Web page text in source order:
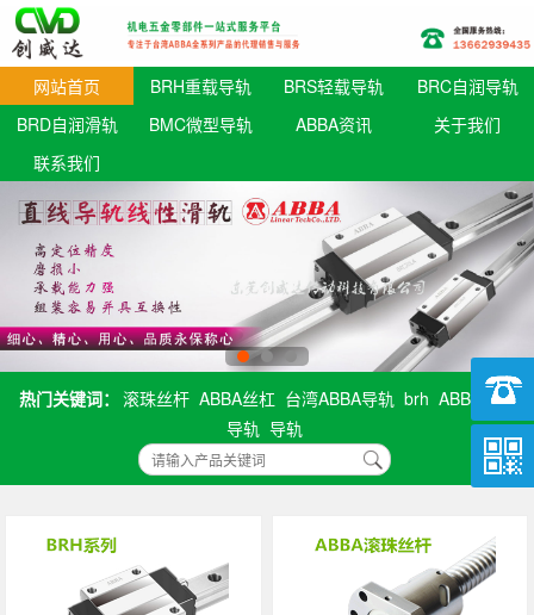
网站首页 BRH重载导轨 BRS轻载导轨
BRC自润导轨
BRD自润滑轨
BMC微型导轨 ABBA资讯
关于我们
联系我们
热门关键词： 滚珠丝杆 ABBA丝杠 台湾ABBA导轨 brh ABBA直线
导轨 导轨